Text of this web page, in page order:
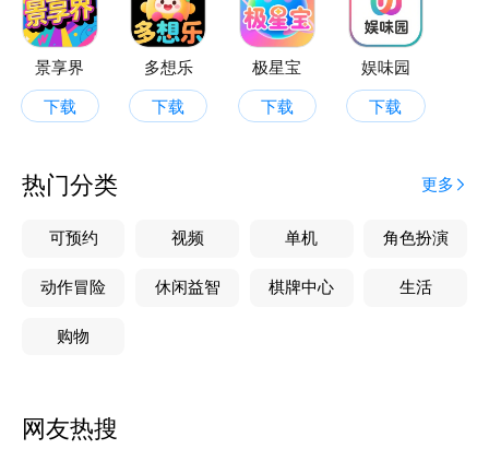
景享界
下载
多想乐
下载
极星宝
下载
娱味园
下载
热门分类 更多
可预约 视频 单机 角色扮演
动作冒险 休闲益智 棋牌中心 生活
购物
网友热搜